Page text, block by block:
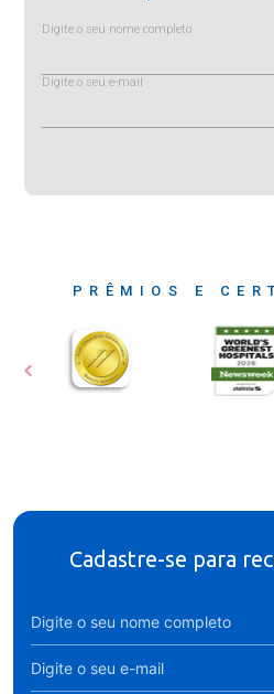
Digite o seu nome completo
Digite o seu e-mail
PRÊMIOS E
Cadastre-se para